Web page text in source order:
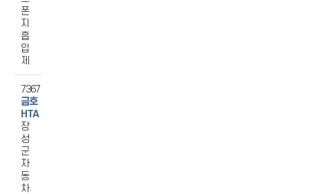
폰
지
흡
입
제
7367
금호
HTA
장
성
군
자
동
차